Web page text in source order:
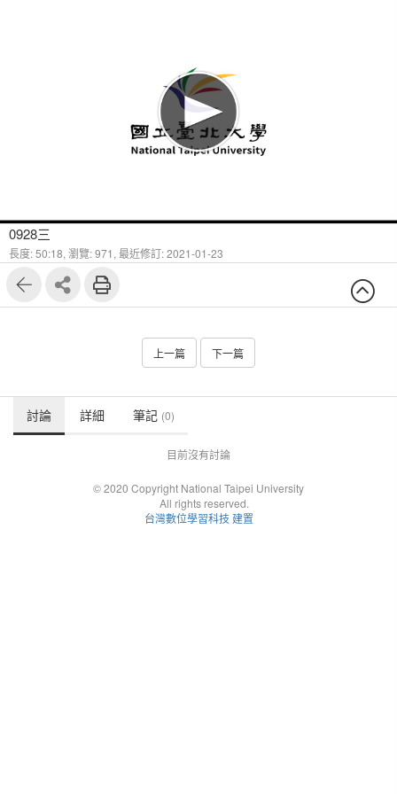
0928三
長度: 50:18, 瀏覽: 971, 最近修訂: 2021-01-23
上一篇 下一篇
討論 詳細 筆記 (0)
目前沒有討論
© 2020 Copyright National Taipei University
All rights reserved.
台灣數位學習科技 建置